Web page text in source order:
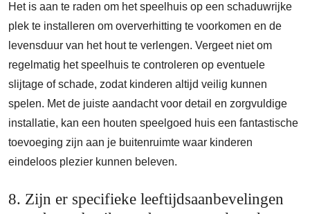
Het is aan te raden om het speelhuis op een schaduwrijke
plek te installeren om oververhitting te voorkomen en de
levensduur van het hout te verlengen. Vergeet niet om
regelmatig het speelhuis te controleren op eventuele
slijtage of schade, zodat kinderen altijd veilig kunnen
spelen. Met de juiste aandacht voor detail en zorgvuldige
installatie, kan een houten speelgoed huis een fantastische
toevoeging zijn aan je buitenruimte waar kinderen
eindeloos plezier kunnen beleven.
8. Zijn er specifieke leeftijdsaanbevelingen